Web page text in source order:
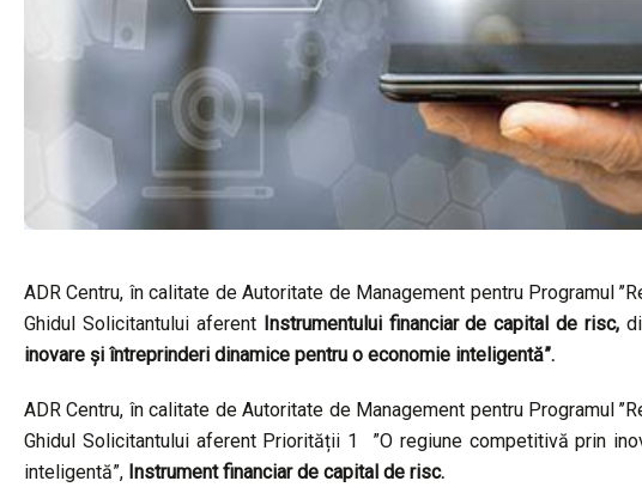
ADR Centru, în calitate de Autoritate de Management pentru Programul
Ghidul Solicitantului aferent Instrumentului financiar de capital de risc,
inovare și întreprinderi dinamice pentru o economie inteligentă”.
ADR Centru, în calitate de Autoritate de Management pentru Programul
Ghidul Solicitantului aferent Priorității 1 ”O regiune competitivă prin
inteligentă”, Instrument financiar de capital de risc.